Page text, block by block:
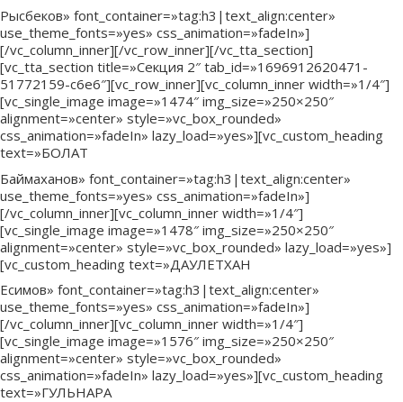
Рысбеков» font_container=»tag:h3|text_align:center»
use_theme_fonts=»yes» css_animation=»fadeIn»]
[/vc_column_inner][/vc_row_inner][/vc_tta_section]
[vc_tta_section title=»Секция 2″ tab_id=»1696912620471-
51772159-c6e6″][vc_row_inner][vc_column_inner width=»1/4″]
[vc_single_image image=»1474″ img_size=»250×250″
alignment=»center» style=»vc_box_rounded»
css_animation=»fadeIn» lazy_load=»yes»][vc_custom_heading
text=»БОЛАТ
Баймаханов» font_container=»tag:h3|text_align:center»
use_theme_fonts=»yes» css_animation=»fadeIn»]
[/vc_column_inner][vc_column_inner width=»1/4″]
[vc_single_image image=»1478″ img_size=»250×250″
alignment=»center» style=»vc_box_rounded» lazy_load=»yes»]
[vc_custom_heading text=»ДАУЛЕТХАН
Есимов» font_container=»tag:h3|text_align:center»
use_theme_fonts=»yes» css_animation=»fadeIn»]
[/vc_column_inner][vc_column_inner width=»1/4″]
[vc_single_image image=»1576″ img_size=»250×250″
alignment=»center» style=»vc_box_rounded»
css_animation=»fadeIn» lazy_load=»yes»][vc_custom_heading
text=»ГУЛЬНАРА